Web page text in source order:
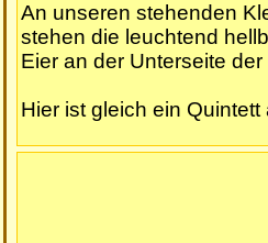
An unseren stehenden
stehen die leuchtend
Eier an der Unterseite
Hier ist gleich ein